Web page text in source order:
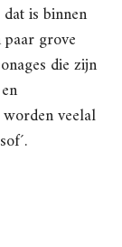
is binnen
grove
die zijn
veelal